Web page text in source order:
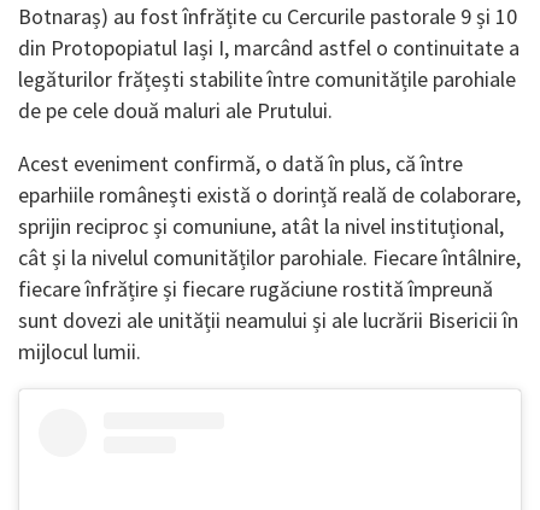
Botnaraș) au fost înfrățite cu Cercurile pastorale 9 și 10
din Protopopiatul Iași I, marcând astfel o continuitate a
legăturilor frățești stabilite între comunitățile parohiale
de pe cele două maluri ale Prutului.
Acest eveniment confirmă, o dată în plus, că între
eparhiile românești există o dorință reală de colaborare,
sprijin reciproc și comuniune, atât la nivel instituțional,
cât și la nivelul comunităților parohiale. Fiecare întâlnire,
fiecare înfrățire și fiecare rugăciune rostită împreună
sunt dovezi ale unității neamului și ale lucrării Bisericii în
mijlocul lumii.